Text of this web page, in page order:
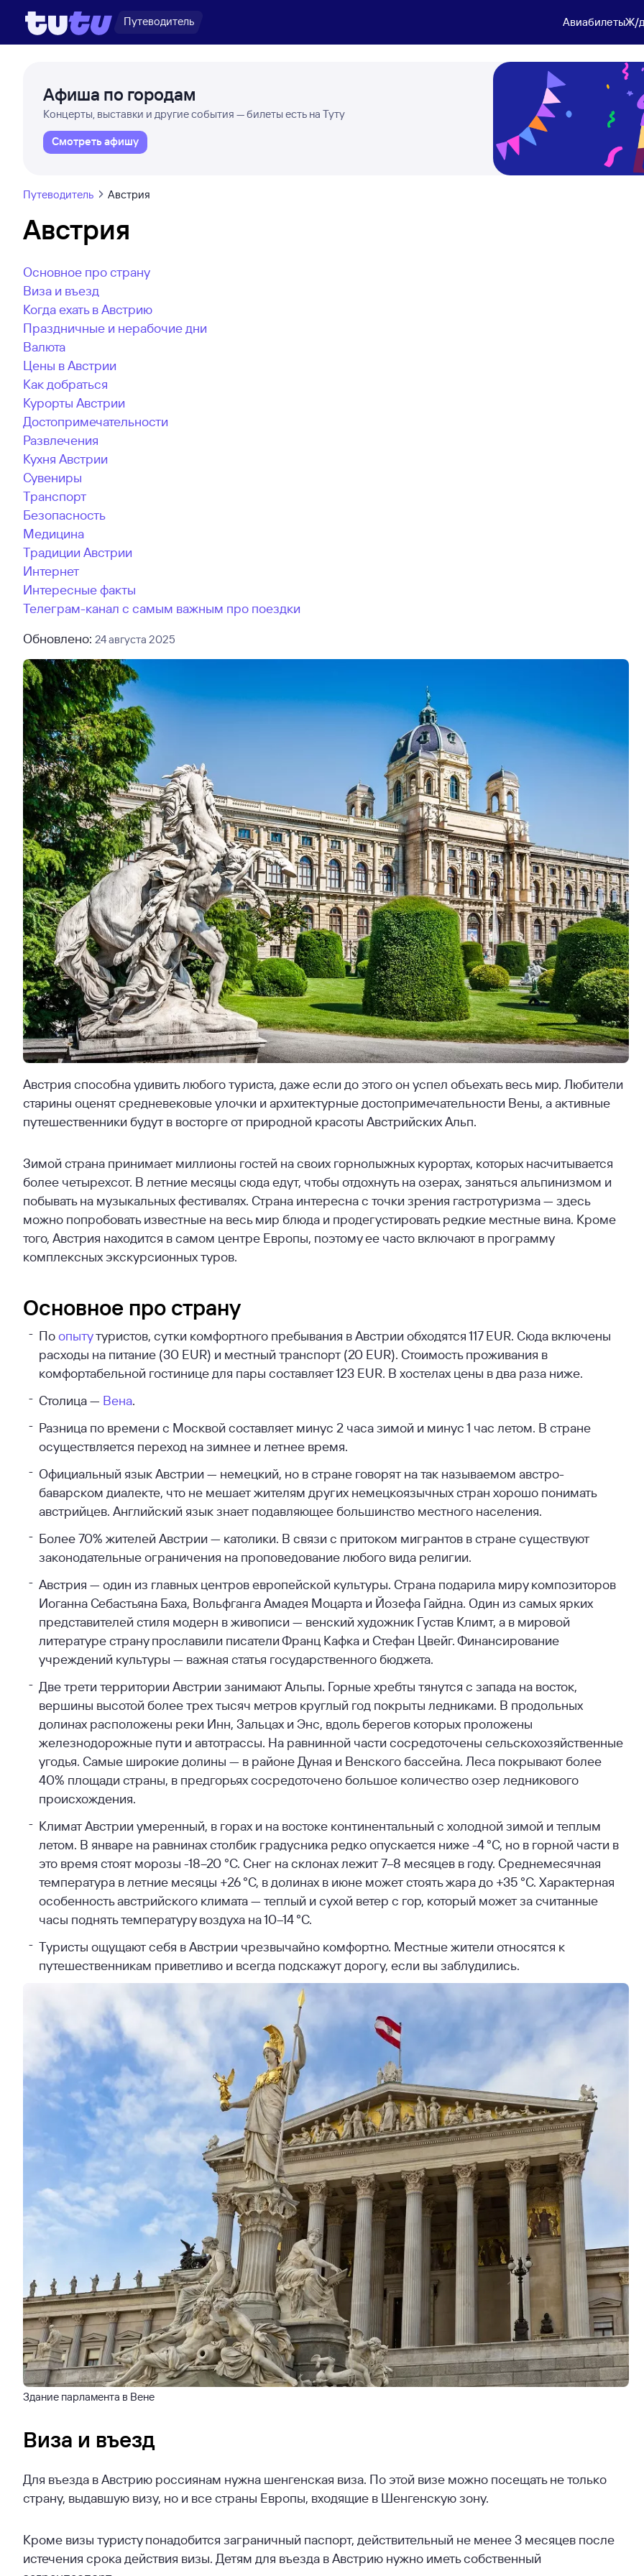
Путеводитель АвиабилетыЖ/
Афиша по городам
Концерты, выставки и другие события — билеты есть на Туту
Смотреть афишу
Путеводитель Австрия
Австрия
Основное про страну
Виза и въезд
Когда ехать в Австрию
Праздничные и нерабочие дни
Валюта
Цены в Австрии
Как добраться
Курорты Австрии
Достопримечательности
Развлечения
Кухня Австрии
Сувениры
Транспорт
Безопасность
Медицина
Традиции Австрии
Интернет
Интересные факты
Телеграм-канал с самым важным про поездки
Обновлено: 24 августа 2025
Австрия способна удивить любого туриста, даже если до этого он успел объехать весь мир. Любители
старины оценят средневековые улочки и архитектурные достопримечательности Вены, а активные
путешественники будут в восторге от природной красоты Австрийских Альп.
Зимой страна принимает миллионы гостей на своих горнолыжных курортах, которых насчитывается
более четырехсот. В летние месяцы сюда едут, чтобы отдохнуть на озерах, заняться альпинизмом и
побывать на музыкальных фестивалях. Страна интересна с точки зрения гастротуризма — здесь
можно попробовать известные на весь мир блюда и продегустировать редкие местные вина. Кроме
того, Австрия находится в самом центре Европы, поэтому ее часто включают в программу
комплексных экскурсионных туров.
Основное про страну
Поопытутуристов, сутки комфортного пребывания в Австрии обходятся 117 EUR. Сюда включены
расходы на питание (30 EUR) и местный транспорт (20 EUR). Стоимость проживания в
комфортабельной гостинице для пары составляет 123 EUR. В хостелах цены в два раза ниже.
Столица — Вена.
Разница по времени с Москвой составляет минус 2 часа зимой и минус 1 час летом. В стране
осуществляется переход на зимнее и летнее время.
Официальный язык Австрии — немецкий, но в стране говорят на так называемом австро-
баварском диалекте, что не мешает жителям других немецкоязычных стран хорошо понимать
австрийцев. Английский язык знает подавляющее большинство местного населения.
Более 70% жителей Австрии — католики. В связи с притоком мигрантов в стране существуют
законодательные ограничения на проповедование любого вида религии.
Австрия — один из главных центров европейской культуры. Страна подарила миру композиторов
Иоганна Себастьяна Баха, Вольфганга Амадея Моцарта и Йозефа Гайдна. Один из самых ярких
представителей стиля модерн в живописи — венский художник Густав Климт, а в мировой
литературе страну прославили писатели Франц Кафка и Стефан Цвейг. Финансирование
учреждений культуры — важная статья государственного бюджета.
Две трети территории Австрии занимают Альпы. Горные хребты тянутся с запада на восток,
вершины высотой более трех тысяч метров круглый год покрыты ледниками. В продольных
долинах расположены реки Инн, Зальцах и Энс, вдоль берегов которых проложены
железнодорожные пути и автотрассы. На равнинной части сосредоточены сельскохозяйственные
угодья. Самые широкие долины — в районе Дуная и Венского бассейна. Леса покрывают более
40% площади страны, в предгорьях сосредоточено большое количество озер ледникового
происхождения.
Климат Австрии умеренный, в горах и на востоке континентальный с холодной зимой и теплым
летом. В январе на равнинах столбик градусника редко опускается ниже -4 °C, но в горной части в
это время стоят морозы -18–20 °С. Снег на склонах лежит 7–8 месяцев в году. Среднемесячная
температура в летние месяцы +26 °С, в долинах в июне может стоять жара до +35 °С. Характерная
особенность австрийского климата — теплый и сухой ветер с гор, который может за считанные
часы поднять температуру воздуха на 10–14 °С.
Туристы ощущают себя в Австрии чрезвычайно комфортно. Местные жители относятся к
путешественникам приветливо и всегда подскажут дорогу, если вы заблудились.
Здание парламента в Вене
Виза и въезд
Для въезда в Австрию россиянам нужна шенгенская виза. По этой визе можно посещать не только
страну, выдавшую визу, но и все страны Европы, входящие в Шенгенскую зону.
Кроме визы туристу понадобится заграничный паспорт, действительный не менее 3 месяцев после
истечения срока действия визы. Детям для въезда в Австрию нужно иметь собственный